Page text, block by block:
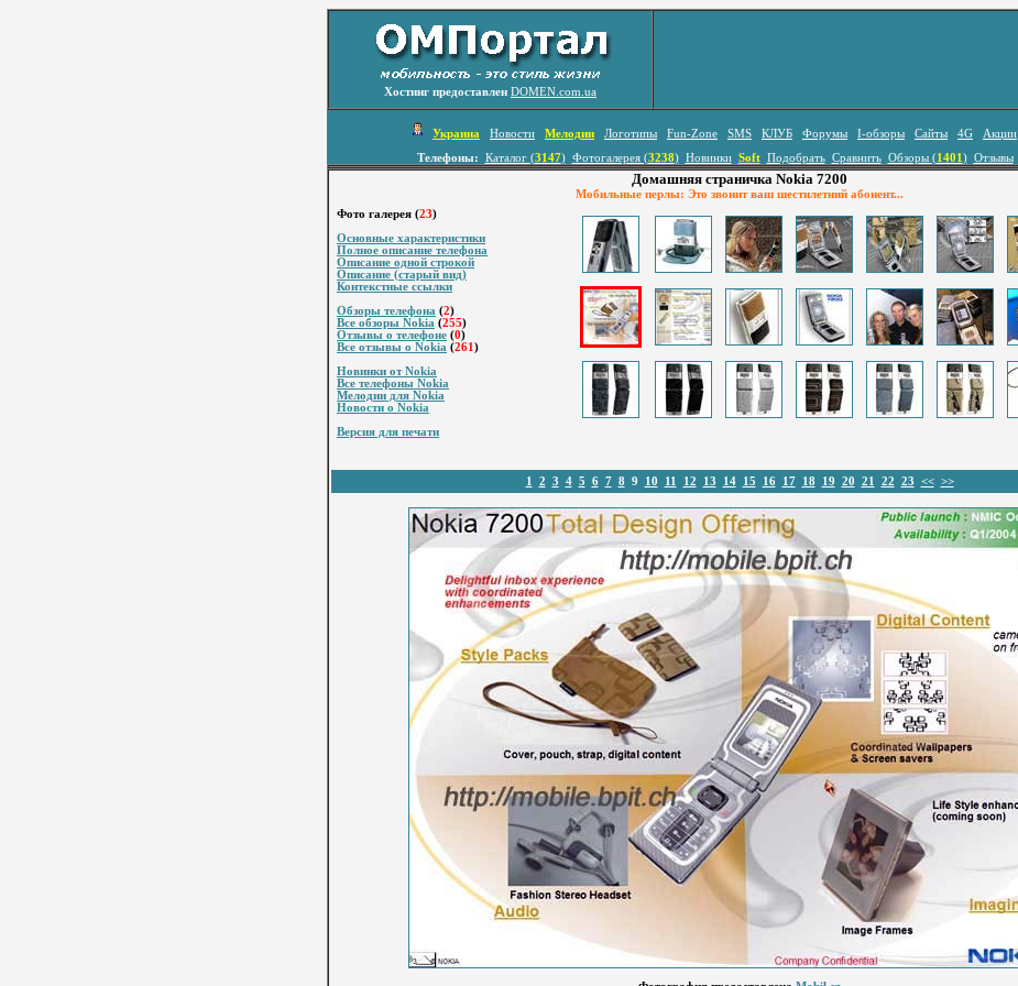
Хостинг предоставлен DOMEN.com.ua
Украина Новости Мелодии Логотипы Fun-Zone SMS КЛУБ Форумы I-обзоры Сайты 4G
Акции
Телефоны:
Каталог (3147) Фотогалерея (3238) Новинки Soft Подобрать Сравнить Обзоры (1401 ) Отзывы
Домашняя страничка Nokia 7200
Мобильные перлы: Это звонит ваш шестилетний абонент...
Фото галерея (23)
Основные характеристики
Полное описание телефона
Описание одной строкой
Описание (старый вид)
Контекстные ссылки
Обзоры телефона (2)
Все обзоры Nokia (255)
Отзывы о телефоне (0)
Все отзывы о Nokia (261 )
Новинки от Nokia
Все телефоны Nokia
Мелодии для Nokia
Новости о Nokia
Версия для печати
1 2 3 4 5 6 7 8 9 10 11 12 13 14 15 16 17 18 19 20 21 22 23 << >>